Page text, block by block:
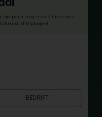
hjelper vi deg med å finne den
ditt prosjekt.
BEDRIFT